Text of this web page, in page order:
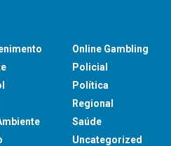
Online Gambling
Policial
Política
Regional
Saúde
Uncategorized